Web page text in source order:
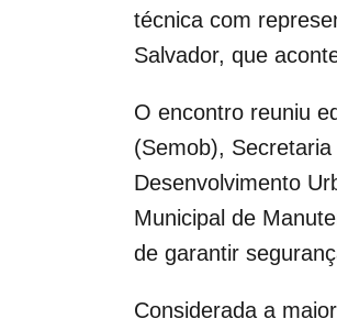
técnica com
Salvador, que
O encontro reuniu
(Semob),
Desenvolvimento
Municipal de
de garantir
Considerada a